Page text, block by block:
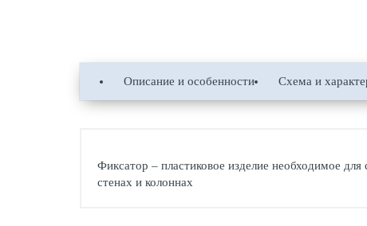
Описание и особенности Схема и
Фиксатор – пластиковое изделие необходимое
стенах и колоннах